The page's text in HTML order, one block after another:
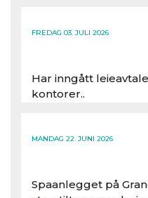
FREDAG 03. JULI 2026
Har inngått
kontorer..
MANDAG 22. JUNI 2026
Spaanlegget på